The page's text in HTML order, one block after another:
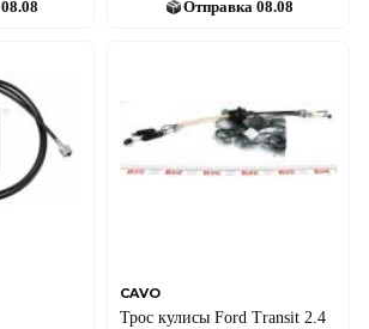
08.08 Отправка 08.08
CAVO
Трос кулисы Ford Transit 2.4